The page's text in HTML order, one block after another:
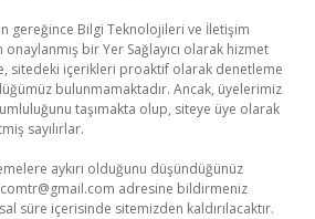
gereğince Bilgi Teknolojileri ve İletişim
onaylanmış bir Yer Sağlayıcı olarak hizmet
sitedeki içerikleri proaktif olarak denetleme
bulunmamaktadır. Ancak, üyelerimiz
taşımakta olup, siteye üye olarak
sayılırlar.
aykırı olduğunu düşündüğünüz
adresine bildirmeniz
süre içerisinde sitemizden kaldırılacaktır.